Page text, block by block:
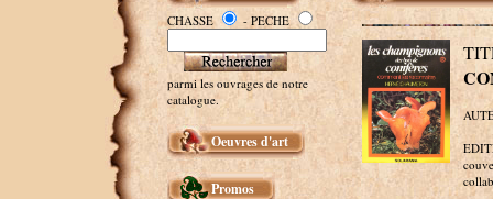
CHASSE - PECHE
parmi les ouvrages de notre
catalogue.
Oeuvres d'art
Promos